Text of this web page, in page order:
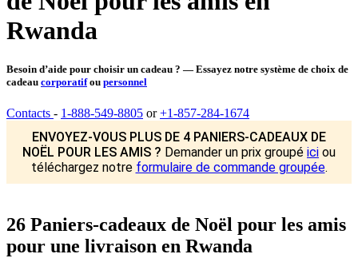
Rwanda
Besoin d’aide pour choisir un cadeau ? — Essayez notre système de choix de
cadeau corporatifou personnel
Contacts - 1-888-549-8805 or+1-857-284-1674
ENVOYEZ-VOUS PLUS DE 4 PANIERS-CADEAUX DE
NOËL POUR LES AMIS ? Demander un prix groupé ici ou
téléchargez notre formulaire de commande groupée.
26 Paniers-cadeaux de Noël pour les amis
pour une livraison en Rwanda